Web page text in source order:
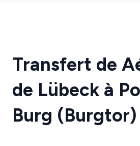
Transfert de
de Lübeck à
Burg (Burgtor)